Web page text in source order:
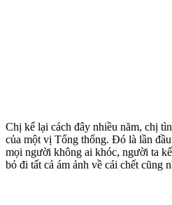
Chị kể lại cách đây nhiều năm, chị
của một vị Tổng thống. Đó là lần
mọi người không ai khóc, người ta
bỏ đi tất cả ám ảnh về cái chết cũng